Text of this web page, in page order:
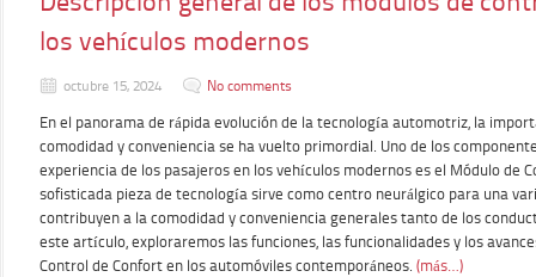
los vehículos modernos
octubre 15, 2024 No comments
En el panorama de rápida evolución de la tecnología automotriz, la
comodidad y conveniencia se ha vuelto primordial. Uno de los
experiencia de los pasajeros en los vehículos modernos es el Módulo de
sofisticada pieza de tecnología sirve como centro neurálgico para una
contribuyen a la comodidad y conveniencia generales tanto de los
este artículo, exploraremos las funciones, las funcionalidades y los
Control de Confort en los automóviles contemporáneos. (más…)